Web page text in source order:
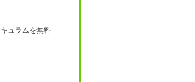
ュラムを無料